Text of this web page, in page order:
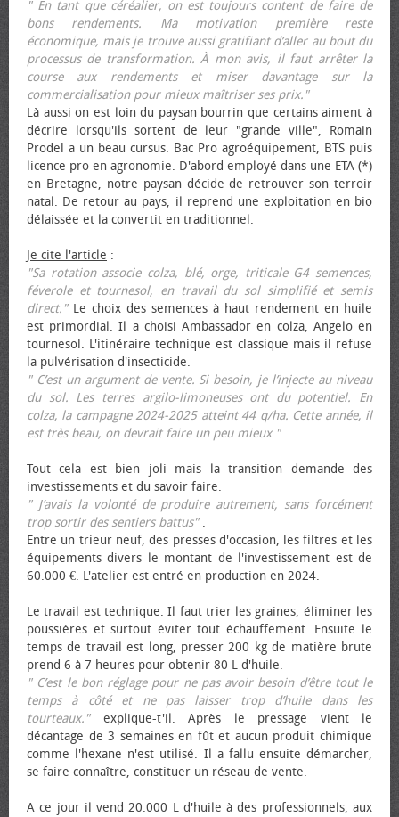
" En tant que céréalier, on est toujours content de faire de
bons rendements. Ma motivation première reste
économique, mais je trouve aussi gratifiant d’aller au bout du
processus de transformation. À mon avis, il faut arrêter la
course aux rendements et miser davantage sur la
commercialisation pour mieux maîtriser ses prix."
Là aussi on est loin du paysan bourrin que certains aiment à
décrire lorsqu'ils sortent de leur "grande ville", Romain
Prodel a un beau cursus. Bac Pro agroéquipement, BTS puis
licence pro en agronomie. D'abord employé dans une ETA (*)
en Bretagne, notre paysan décide de retrouver son terroir
natal. De retour au pays, il reprend une exploitation en bio
délaissée et la convertit en traditionnel.
Je cite l'article :
"Sa rotation associe colza, blé, orge, triticale G4 semences,
féverole et tournesol, en travail du sol simplifié et semis
direct."Le choix des semences à haut rendement en huile
est primordial. Il a choisi Ambassador en colza, Angelo en
tournesol. L'itinéraire technique est classique mais il refuse
la pulvérisation d'insecticide.
" C’est un argument de vente. Si besoin, je l’injecte au niveau
du sol. Les terres argilo-limoneuses ont du potentiel. En
colza, la campagne 2024-2025 atteint 44 q/ha. Cette année, il
est très beau, on devrait faire un peu mieux ".
Tout cela est bien joli mais la transition demande des
investissements et du savoir faire.
" J’avais la volonté de produire autrement, sans forcément
trop sortir des sentiers battus".
Entre un trieur neuf, des presses d'occasion, les filtres et les
équipements divers le montant de l'investissement est de
60.000 €. L'atelier est entré en production en 2024.
Le travail est technique. Il faut trier les graines, éliminer les
poussières et surtout éviter tout échauffement. Ensuite le
temps de travail est long, presser 200 kg de matière brute
prend 6 à 7 heures pour obtenir 80 L d'huile.
" C’est le bon réglage pour ne pas avoir besoin d’être tout le
temps à côté et ne pas laisser trop d’huile dans les
tourteaux."explique-t'il. Après le pressage vient le
décantage de 3 semaines en fût et aucun produit chimique
comme l'hexane n'est utilisé. Il a fallu ensuite démarcher,
se faire connaître, constituer un réseau de vente.
A ce jour il vend 20.000 L d'huile à des professionnels, aux